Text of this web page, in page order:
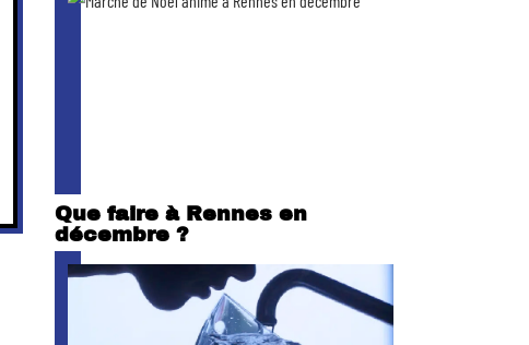
Que faire à Rennes en
décembre ?